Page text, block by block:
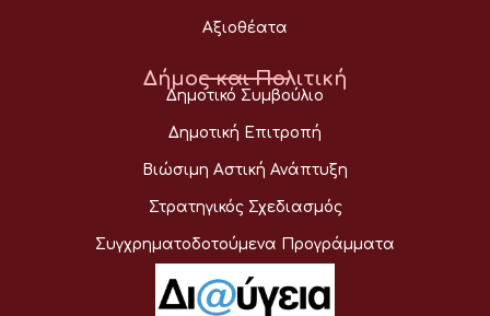
Αξιοθέατα
Δήμος και Πολιτική
Δημοτικό Συμβούλιο
Δημοτική Επιτροπή
Βιώσιμη Αστική Ανάπτυξη
Στρατηγικός Σχεδιασμός
Συγχρηματοδοτούμενα Προγράμματα